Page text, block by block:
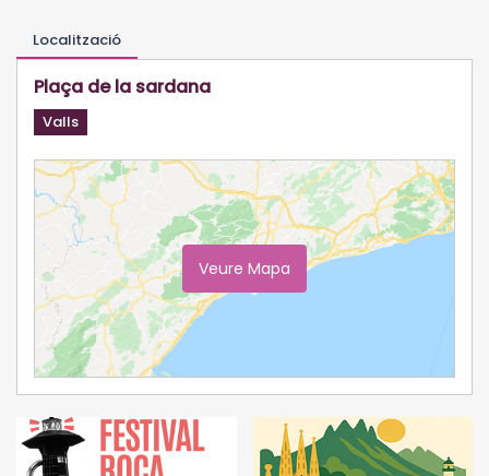
Localització
Plaça de la sardana
Valls
Veure Mapa